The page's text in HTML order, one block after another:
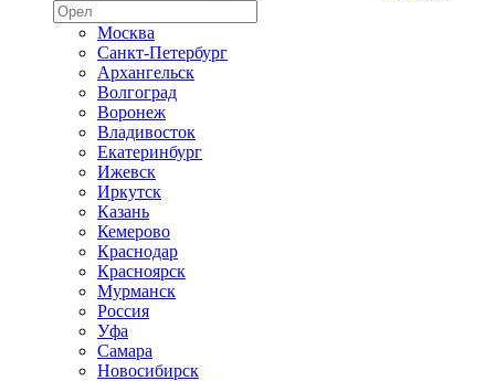
Москва
Санкт-Петербург
Архангельск
Волгоград
Воронеж
Владивосток
Екатеринбург
Ижевск
Иркутск
Казань
Кемерово
Краснодар
Красноярск
Мурманск
Россия
Уфа
Самара
Новосибирск